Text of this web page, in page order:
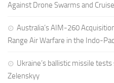
Against Drone Swarms and
Australia’s AIM-260
Range Air Warfare in the Indo-
Ukraine’s ballistic missile
Zelenskyy